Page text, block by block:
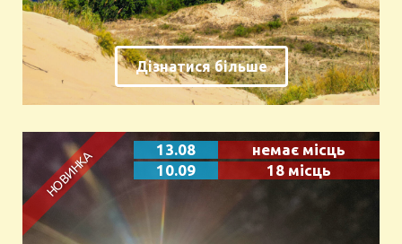
Дізнатися більше
13.08
немає місць
10.09
18 місць